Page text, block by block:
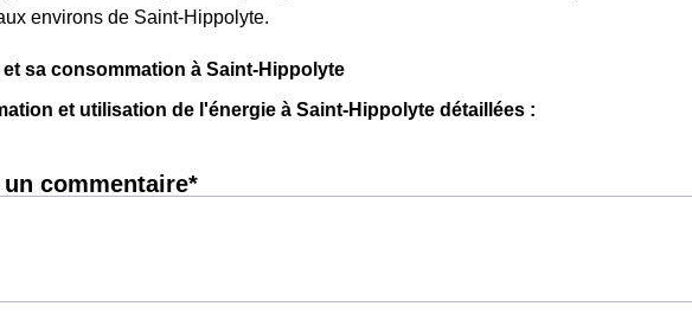
environs de Saint-Hippolyte.
et sa consommation à Saint-Hippolyte
et utilisation de l'énergie à Saint-Hippolyte détaillées :
commentaire*